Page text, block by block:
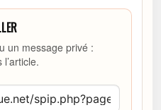
un message privé :